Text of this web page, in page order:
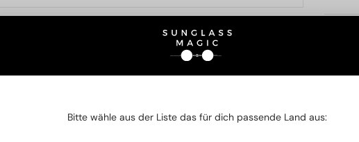
SIE AUCH INTERESSIEREN
Bitte wähle aus der Liste das für dich passende Land aus: